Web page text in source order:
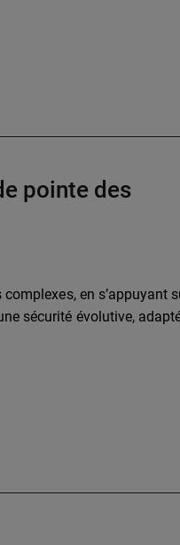
pointe des
en s’appuyant
sécurité évolutive,